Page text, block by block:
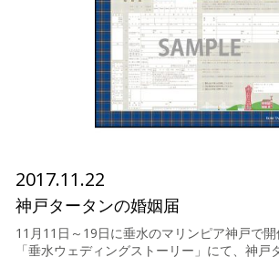
2017.11.22
神戸タータンの婚姻届
11月11日～19日に垂水のマリンピア神戸で
「垂水ウェディングストーリー」にて、神戸